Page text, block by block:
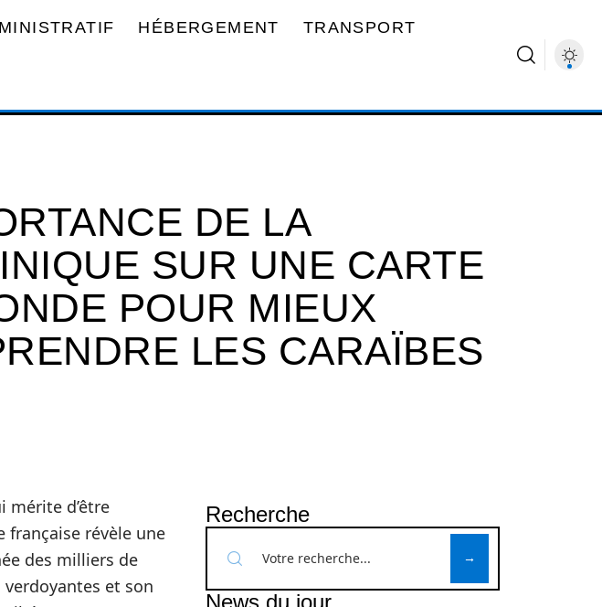
HÉBERGEMENT TRANSPORT
DE LA
SUR UNE CARTE
POUR MIEUX
LES CARAÏBES
mérite d’être
française révèle une
des milliers de
et son
Recherche
News du jour